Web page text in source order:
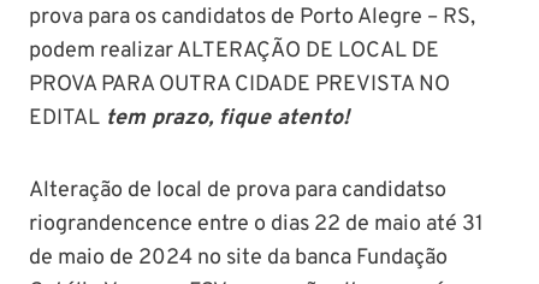
prova para os candidatos de Porto Alegre – RS,
podem realizar ALTERAÇÃO DE LOCAL DE
PROVA PARA OUTRA CIDADE PREVISTA NO
EDITAL tem prazo, fique atento!
Alteração de local de prova para candidatso
riograndencence entre o dias 22 de maio até 31
de maio de 2024 no site da banca Fundação